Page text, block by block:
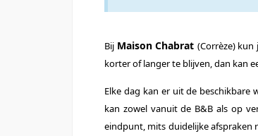
Bij Maison Chabrat (Corrèze) kun
korter of langer te blijven, dan kan
Elke dag kan er uit de beschikbare
kan zowel vanuit de B&B als op
eindpunt, mits duidelijke afspraken